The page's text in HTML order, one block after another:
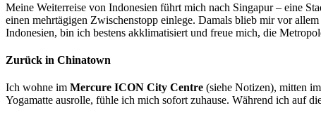
Meine Weiterreise von Indonesien führt mich nach Singapur – eine
einen mehrtägigen Zwischenstopp einlege. Damals blieb mir vor
Indonesien, bin ich bestens akklimatisiert und freue mich, die
Zurück in Chinatown
Ich wohne im Mercure ICON City Centre (siehe Notizen), mitten
Yogamatte ausrolle, fühle ich mich sofort zuhause. Während ich auf